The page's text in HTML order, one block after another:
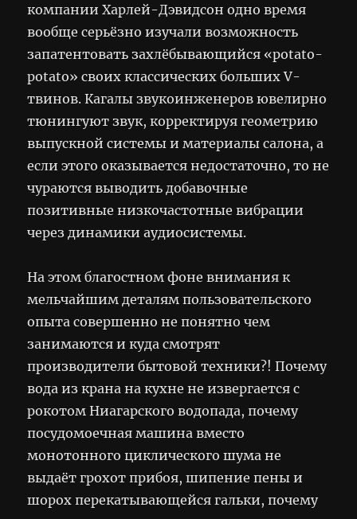
компании Харлей-Дэвидсон одно время
вообще серьёзно изучали возможность
запатентовать захлёбывающийся «potato-
potato» своих классических больших V-
твинов. Кагалы звукоинженеров ювелирно
тюнингуют звук, корректируя геометрию
выпускной системы и материалы салона, а
если этого оказывается недостаточно, то не
чураются выводить добавочные
позитивные низкочастотные вибрации
через динамики аудиосистемы.
На этом благостном фоне внимания к
мельчайшим деталям пользовательского
опыта совершенно не понятно чем
занимаются и куда смотрят
производители бытовой техники?! Почему
вода из крана на кухне не извергается с
рокотом Ниагарского водопада, почему
посудомоечная машина вместо
монотонного циклического шума не
выдаёт грохот прибоя, шипение пены и
шорох перекатывающейся гальки, почему